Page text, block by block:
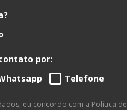
por:
Telefone
eu concordo com a Política de